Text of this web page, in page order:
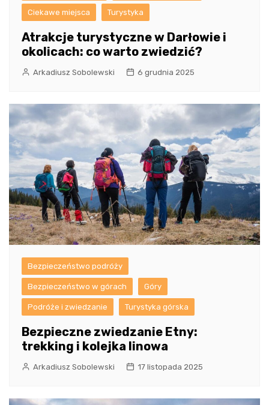
Ciekawe miejsca Turystyka
Atrakcje turystyczne w Darłowie i
okolicach: co warto zwiedzić?
Arkadiusz Sobolewski 6 grudnia 2025
Bezpieczeństwo podróży
Bezpieczeństwo w górach Góry
Podróże i zwiedzanie Turystyka górska
Bezpieczne zwiedzanie Etny:
trekking i kolejka linowa
Arkadiusz Sobolewski 17 listopada 2025